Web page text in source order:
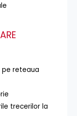
reteaua
trecerilor la